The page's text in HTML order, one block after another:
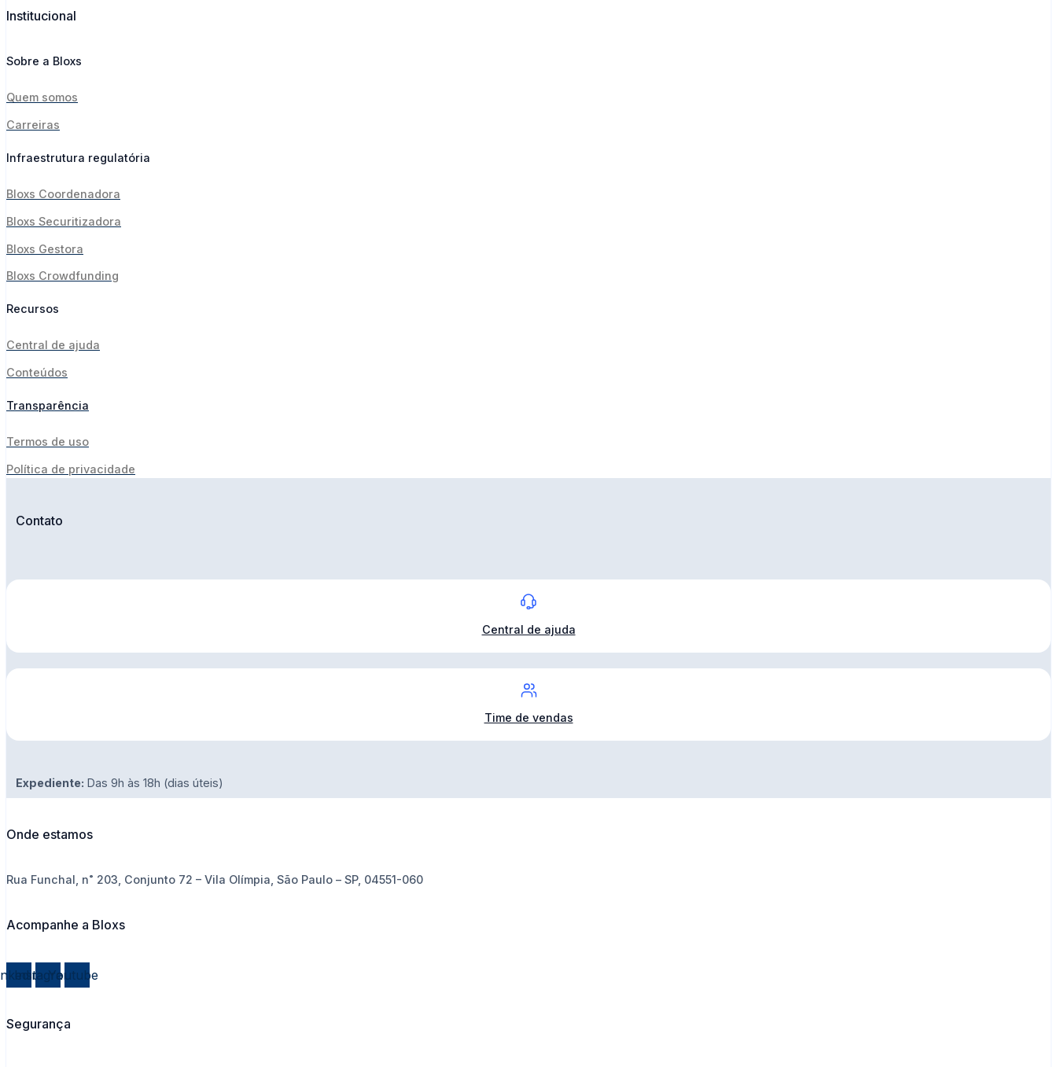
Institucional
Sobre a Bloxs
Quem somos
Carreiras
Infraestrutura regulatória
Bloxs Coordenadora
Bloxs Securitizadora
Bloxs Gestora
Bloxs Crowdfunding
Recursos
Central de ajuda
Conteúdos
Transparência
Termos de uso
Política de privacidade
Contato
Central de ajuda
Time de vendas
Expediente: Das 9h às 18h (dias úteis)
Onde estamos
Rua Funchal, n˚ 203, Conjunto 72 – Vila Olímpia, São Paulo – SP, 04551-060
Acompanhe a Bloxs
InstagramYoutube
Segurança